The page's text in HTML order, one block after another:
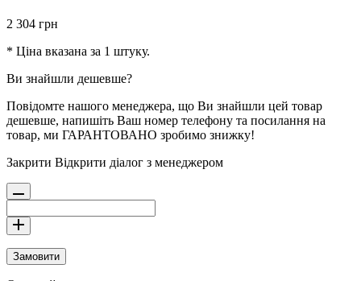
2 304 грн
* Ціна вказана за 1 штуку.
Ви знайшли дешевше?
Повідомте нашого менеджера, що Ви знайшли цей товар
дешевше, напишіть Ваш номер телефону та посилання на
товар, ми ГАРАНТОВАНО зробимо знижку!
Закрити Відкрити діалог з менеджером
Замовити